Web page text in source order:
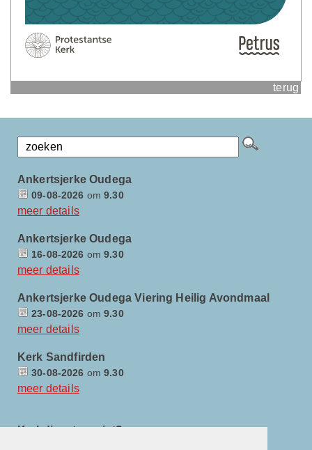
terug
Ankertsjerke Oudega
09-08-2026 om9.30
meer details
Ankertsjerke Oudega
16-08-2026 om9.30
meer details
Ankertsjerke Oudega Viering Heilig Avondmaal
23-08-2026 om9.30
meer details
Kerk Sandfirden
30-08-2026 om9.30
meer details
Kerkdienst gemist?